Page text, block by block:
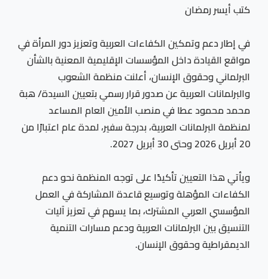
كتب أيسر رمضان
في إطار دعم وتمكين الكفاءات العربية وتعزيز دور المرأة في
مواقع القيادة داخل المؤسسات الإقليمية المعنية بالشأن
البرلماني وحقوق الإنسان، أعلنت منظمة الشعوب
والبرلمانات العربية عن صدور قرار رسمي بتعيين السيدة/ هبة
محمد محمود عطا في منصب الأمين العام المساعد
لمنظمة البرلمانات العربية، بدرجة سفير، لمدة عام اعتبارًا من
20 أبريل 2026 وحتى 30 أبريل 2027.
ويأتي هذا التعيين تأكيدًا على توجه المنظمة نحو دعم
الكفاءات المؤهلة وتوسيع قاعدة المشاركة في العمل
المؤسسي العربي المشترك، بما يسهم في تعزيز آليات
التنسيق بين البرلمانات العربية ودعم مسارات التنمية
الديمقراطية وحقوق الإنسان.